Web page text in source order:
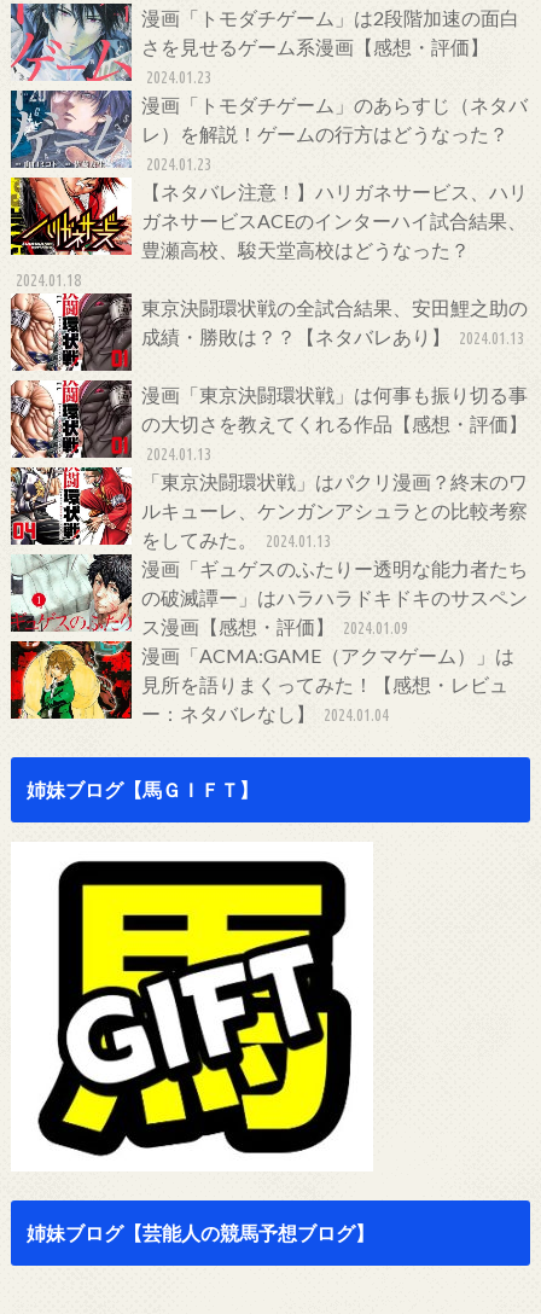
漫画「トモダチゲーム」は2段階加速の面白
さを見せるゲーム系漫画【感想・評価】
2024.01.23
漫画「トモダチゲーム」のあらすじ（ネタバ
レ）を解説！ゲームの行方はどうなった？
2024.01.23
【ネタバレ注意！】ハリガネサービス、ハリ
ガネサービスACEのインターハイ試合結果、
豊瀬高校、駿天堂高校はどうなった？
2024.01.18
東京決闘環状戦の全試合結果、安田鯉之助の
成績・勝敗は？？【ネタバレあり】
2024.01.13
漫画「東京決闘環状戦」は何事も振り切る事
の大切さを教えてくれる作品【感想・評価】
2024.01.13
「東京決闘環状戦」はパクリ漫画？終末のワ
ルキューレ、ケンガンアシュラとの比較考察
をしてみた。
2024.01.13
漫画「ギュゲスのふたりー透明な能力者たち
の破滅譚ー」はハラハラドキドキのサスペン
ス漫画【感想・評価】
2024.01.09
漫画「ACMA:GAME（アクマゲーム）」は
見所を語りまくってみた！【感想・レビュ
ー：ネタバレなし】
2024.01.04
姉妹ブログ【馬ＧＩＦＴ】
姉妹ブログ【芸能人の競馬予想ブログ】